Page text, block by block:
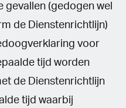
gevallen (gedogen wel
de Dienstenrichtlijn)
voor
tijd worden
de Dienstenrichtlijn
tijd waarbij